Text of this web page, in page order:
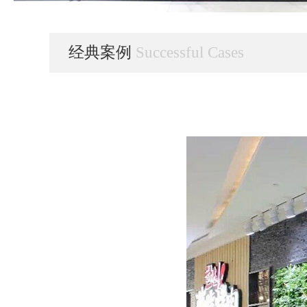
经典案例 Successful Cases